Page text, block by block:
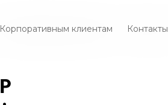
Корпоративным клиентам Контакты